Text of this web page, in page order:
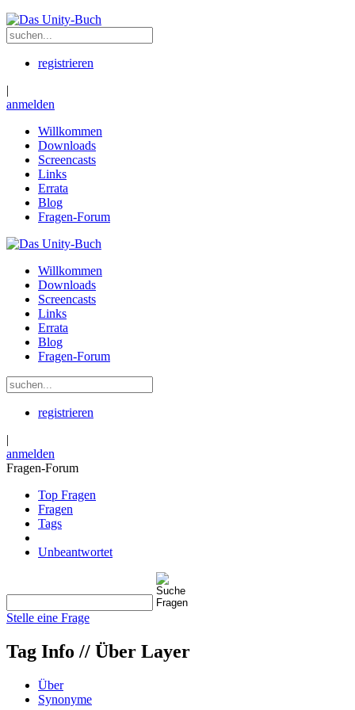
registrieren
|
anmelden
Willkommen
Downloads
Screencasts
Links
Errata
Blog
Fragen-Forum
Willkommen
Downloads
Screencasts
Links
Errata
Blog
Fragen-Forum
registrieren
|
anmelden
Fragen-Forum
Top Fragen
Fragen
Tags
Unbeantwortet
Stelle eine Frage
Tag Info // Über Layer
Über
Synonyme